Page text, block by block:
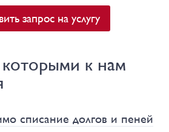
запрос на услугу
к нам
списание долгов и пеней